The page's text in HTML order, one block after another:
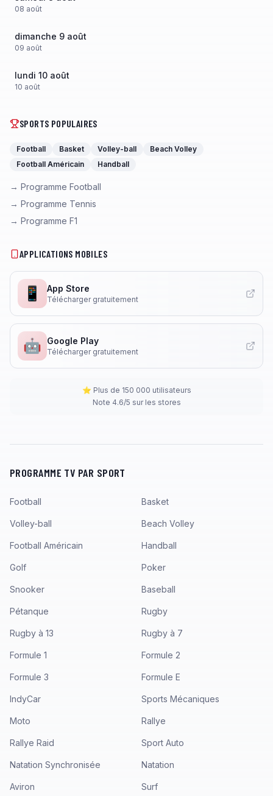
08 août
dimanche 9 août
09 août
lundi 10 août
10 août
SPORTS POPULAIRES
Football Basket Volley-ball
Beach Volley
Football Américain
Handball
→ Programme Football
→ Programme Tennis
→ Programme F1
APPLICATIONS MOBILES
📱 App Store
Télécharger gratuitement
🤖 Google Play
Télécharger gratuitement
⭐ Plus de 150 000 utilisateurs
Note 4.6/5 sur les stores
PROGRAMME TV PAR SPORT
Football Basket
Volley-ball Beach Volley
Football Américain Handball
Golf Poker
Snooker Baseball
Pétanque Rugby
Rugby à 13 Rugby à 7
Formule 1 Formule 2
Formule 3 Formule E
IndyCar Sports Mécaniques
Moto Rallye
Rallye Raid Sport Auto
Natation Synchronisée Natation
Aviron Surf